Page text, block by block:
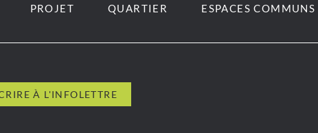
PROJET QUARTIER ESPACES COMMUNS